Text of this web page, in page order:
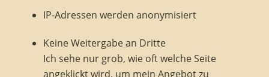
IP-Adressen werden anonymisiert
Keine Weitergabe an Dritte
Ich sehe nur grob, wie oft welche Seite
angeklickt wird, um mein Angebot zu